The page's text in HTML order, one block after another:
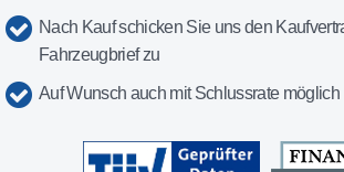
Nach Kauf schicken Sie uns den
Fahrzeugbrief zu
Auf Wunsch auch mit Schlussrate möglich